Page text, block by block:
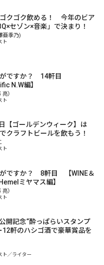
クゴク飲める！ 今年のビア
セゾン×音楽」で決まり！
亜季乃)
ト
がですか？ 14軒目
N.W編】
）
ト
【ゴールデンウィーク】は
クラフトビールを飲もう！
ト
がですか？ 8軒目 【WINE＆
ミヤマス編】
）
ト
開記念“酔っぱらいスタンプ
12軒のハシゴ酒で豪華賞品を
ト／ライター